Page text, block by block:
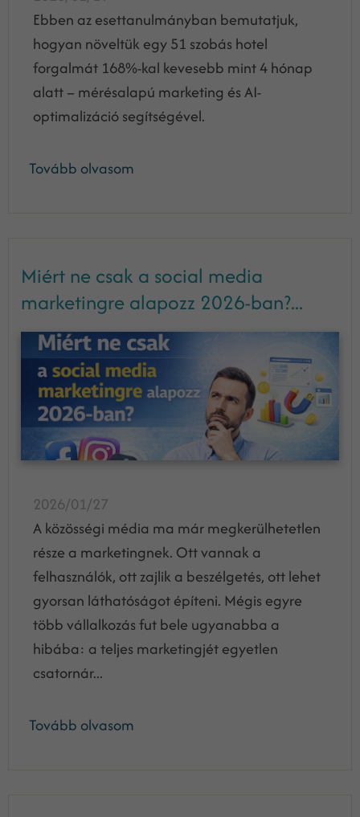
Ebben az esettanulmányban bemutatjuk,
hogyan növeltük egy 51 szobás hotel
forgalmát 168%-kal kevesebb mint 4 hónap
alatt – mérésalapú marketing és AI-
optimalizáció segítségével.
Tovább olvasom
Miért ne csak a social media
marketingre alapozz 2026-ban?...
2026/01/27
A közösségi média ma már megkerülhetetlen
része a marketingnek. Ott vannak a
felhasználók, ott zajlik a beszélgetés, ott lehet
gyorsan láthatóságot építeni. Mégis egyre
több vállalkozás fut bele ugyanabba a
hibába: a teljes marketingjét egyetlen
csatornár...
Tovább olvasom